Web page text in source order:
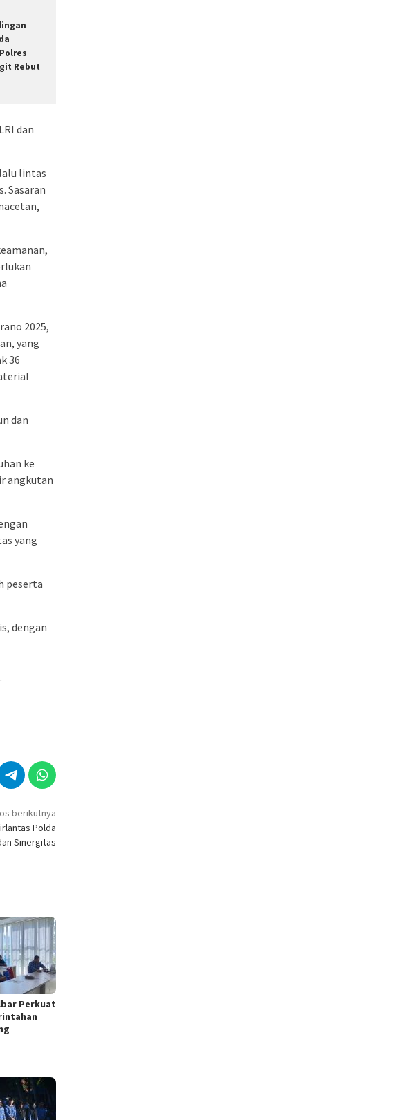
Rebut
dan
lintas
Sasaran
2025,
yang
36
dan
ke
angkutan
yang
peserta
dengan
berikutnya
Polda
Sinergitas
Perkuat